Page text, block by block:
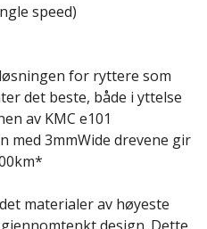
speed)
for ryttere som
det beste, både i yttelse
av KMC e101
med 3mmWide drevene gir
materialer av høyeste